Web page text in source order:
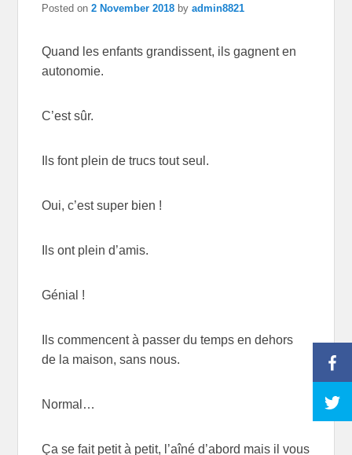
Posted on2 November 2018 byadmin8821
Quand les enfants grandissent, ils gagnent en
autonomie.
C’est sûr.
Ils font plein de trucs tout seul.
Oui, c’est super bien !
Ils ont plein d’amis.
Génial !
Ils commencent à passer du temps en dehors
de la maison, sans nous.
Normal…
Ça se fait petit à petit, l’aîné d’abord mais il vous